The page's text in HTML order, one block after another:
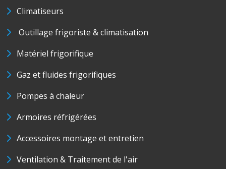
Climatiseurs
Outillage frigoriste & climatisation
Matériel frigorifique
Gaz et fluides frigorifiques
Pompes à chaleur
Armoires réfrigérées
Accessoires montage et entretien
Ventilation & Traitement de l'air